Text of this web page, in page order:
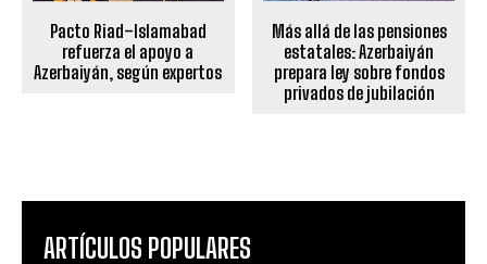
Pacto Riad–Islamabad
refuerza el apoyo a
Azerbaiyán, según expertos
Más allá de las pensiones
estatales: Azerbaiyán
prepara ley sobre fondos
privados de jubilación
ARTÍCULOS POPULARES